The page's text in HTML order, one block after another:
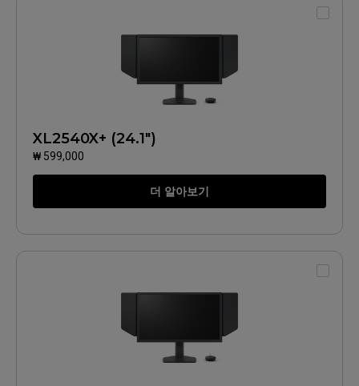
XL2540X+ (24.1")
₩ 599,000
더 알아보기